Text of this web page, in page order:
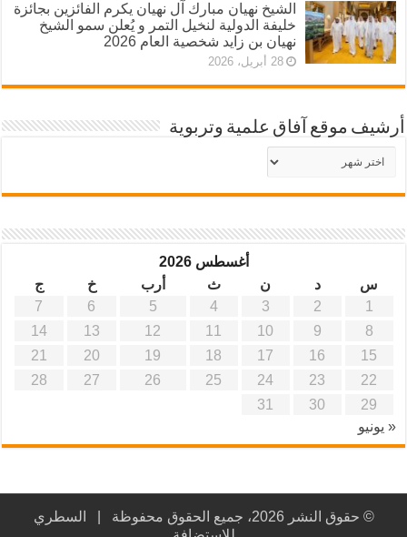
الشيخ نهيان مبارك آل نهيان يكرم الفائزين بجائزة
خليفة الدولية لنخيل التمر و يُعلن سمو الشيخ
نهيان بن زايد شخصية العام 2026
28 أبريل، 2026
أرشيف موقع آفاق علمية وتربوية
أرشيف
موقع
آفاق
أغسطس 2026
س
د ن ث أرب خ
ج
1
2
3
4
5
6
7
8
9
10
11
12
13
14
15
16
17
18
19
20
21
22
23
24
25
26
27
28
29
30
31
« يونيو
© حقوق النشر 2026، جميع الحقوق محفوظة |
السطري